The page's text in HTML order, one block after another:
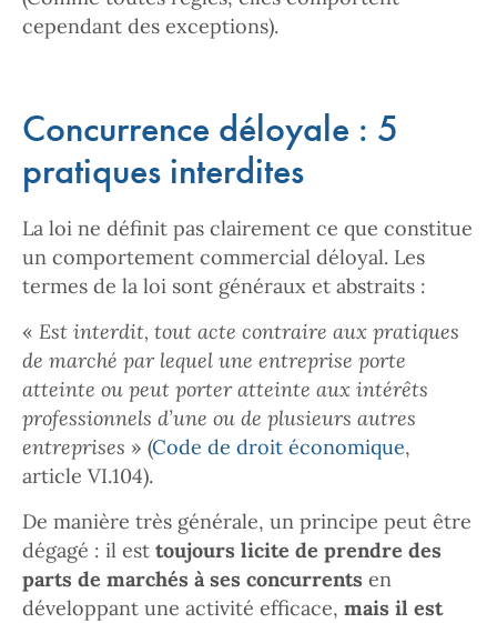
cependant des exceptions).
Concurrence déloyale : 5
pratiques interdites
La loi ne définit pas clairement ce que constitue
un comportement commercial déloyal. Les
termes de la loi sont généraux et abstraits :
« Est interdit, tout acte contraire aux pratiques
de marché par lequel une entreprise porte
atteinte ou peut porter atteinte aux intérêts
professionnels d’une ou de plusieurs autres
entreprises » (Code de droit économique,
article VI.104).
De manière très générale, un principe peut être
dégagé : il est toujours licite de prendre des
parts de marchés à ses concurrents en
développant une activité efficace, mais il est